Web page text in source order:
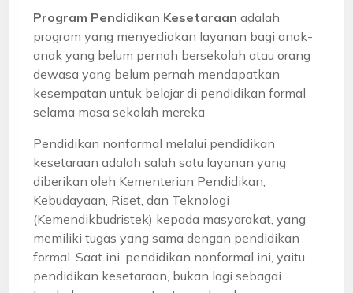
Program Pendidikan Kesetaraan adalah
program yang menyediakan layanan bagi anak-
anak yang belum pernah bersekolah atau orang
dewasa yang belum pernah mendapatkan
kesempatan untuk belajar di pendidikan formal
selama masa sekolah mereka
Pendidikan nonformal melalui pendidikan
kesetaraan adalah salah satu layanan yang
diberikan oleh Kementerian Pendidikan,
Kebudayaan, Riset, dan Teknologi
(Kemendikbudristek) kepada masyarakat, yang
memiliki tugas yang sama dengan pendidikan
formal. Saat ini, pendidikan nonformal ini, yaitu
pendidikan kesetaraan, bukan lagi sebagai